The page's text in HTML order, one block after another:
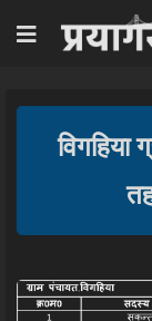
विगहिया